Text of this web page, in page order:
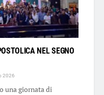
NEL SEGNO
2026
una giornata di